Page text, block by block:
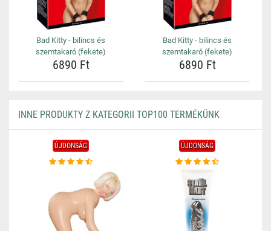
Bad Kitty - bilincs és
szemtakaró (fekete)
6890 Ft
Bad Kitty - bilincs és
szemtakaró (fekete)
6890 Ft
INNE PRODUKTY Z KATEGORII TOP100 TERMÉKÜNK
ÚJDONSÁG ÚJDONSÁG